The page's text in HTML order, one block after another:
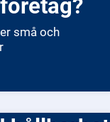
små och